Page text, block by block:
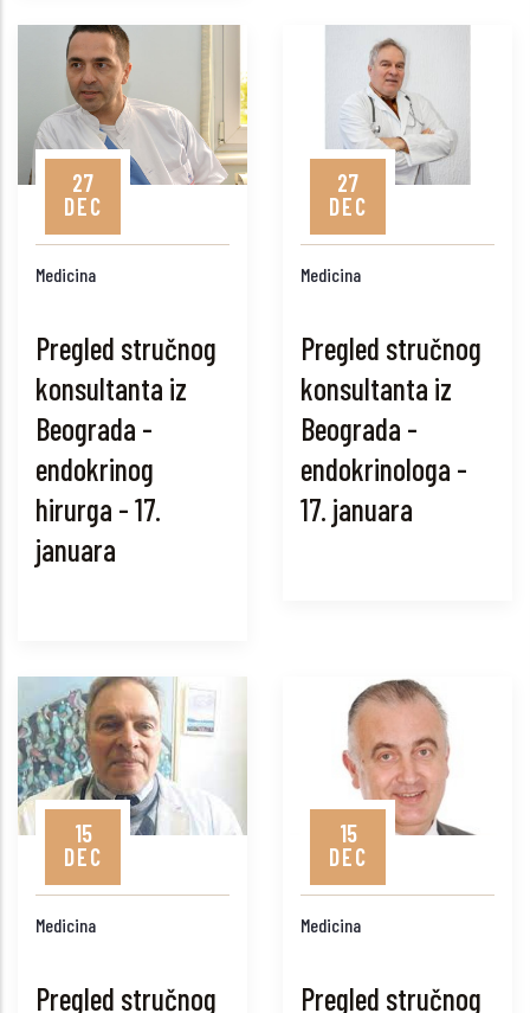
27
DEC
Medicina
Pregled stručnog
konsultanta iz
Beograda -
endokrinog
hirurga - 17.
januara
27
DEC
Medicina
Pregled stručnog
konsultanta iz
Beograda -
endokrinologa -
17. januara
15
DEC
Medicina
Pregled stručnog
15
DEC
Medicina
Pregled stručnog